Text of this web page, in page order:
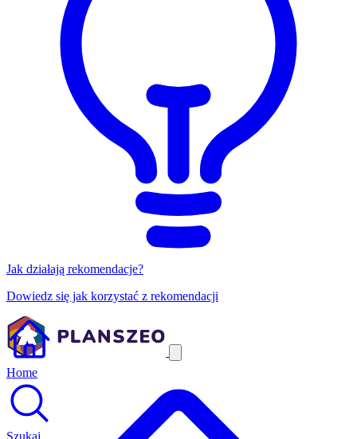
Jak działają rekomendacje?
Dowiedz się jak korzystać z rekomendacji
Home
Szukaj